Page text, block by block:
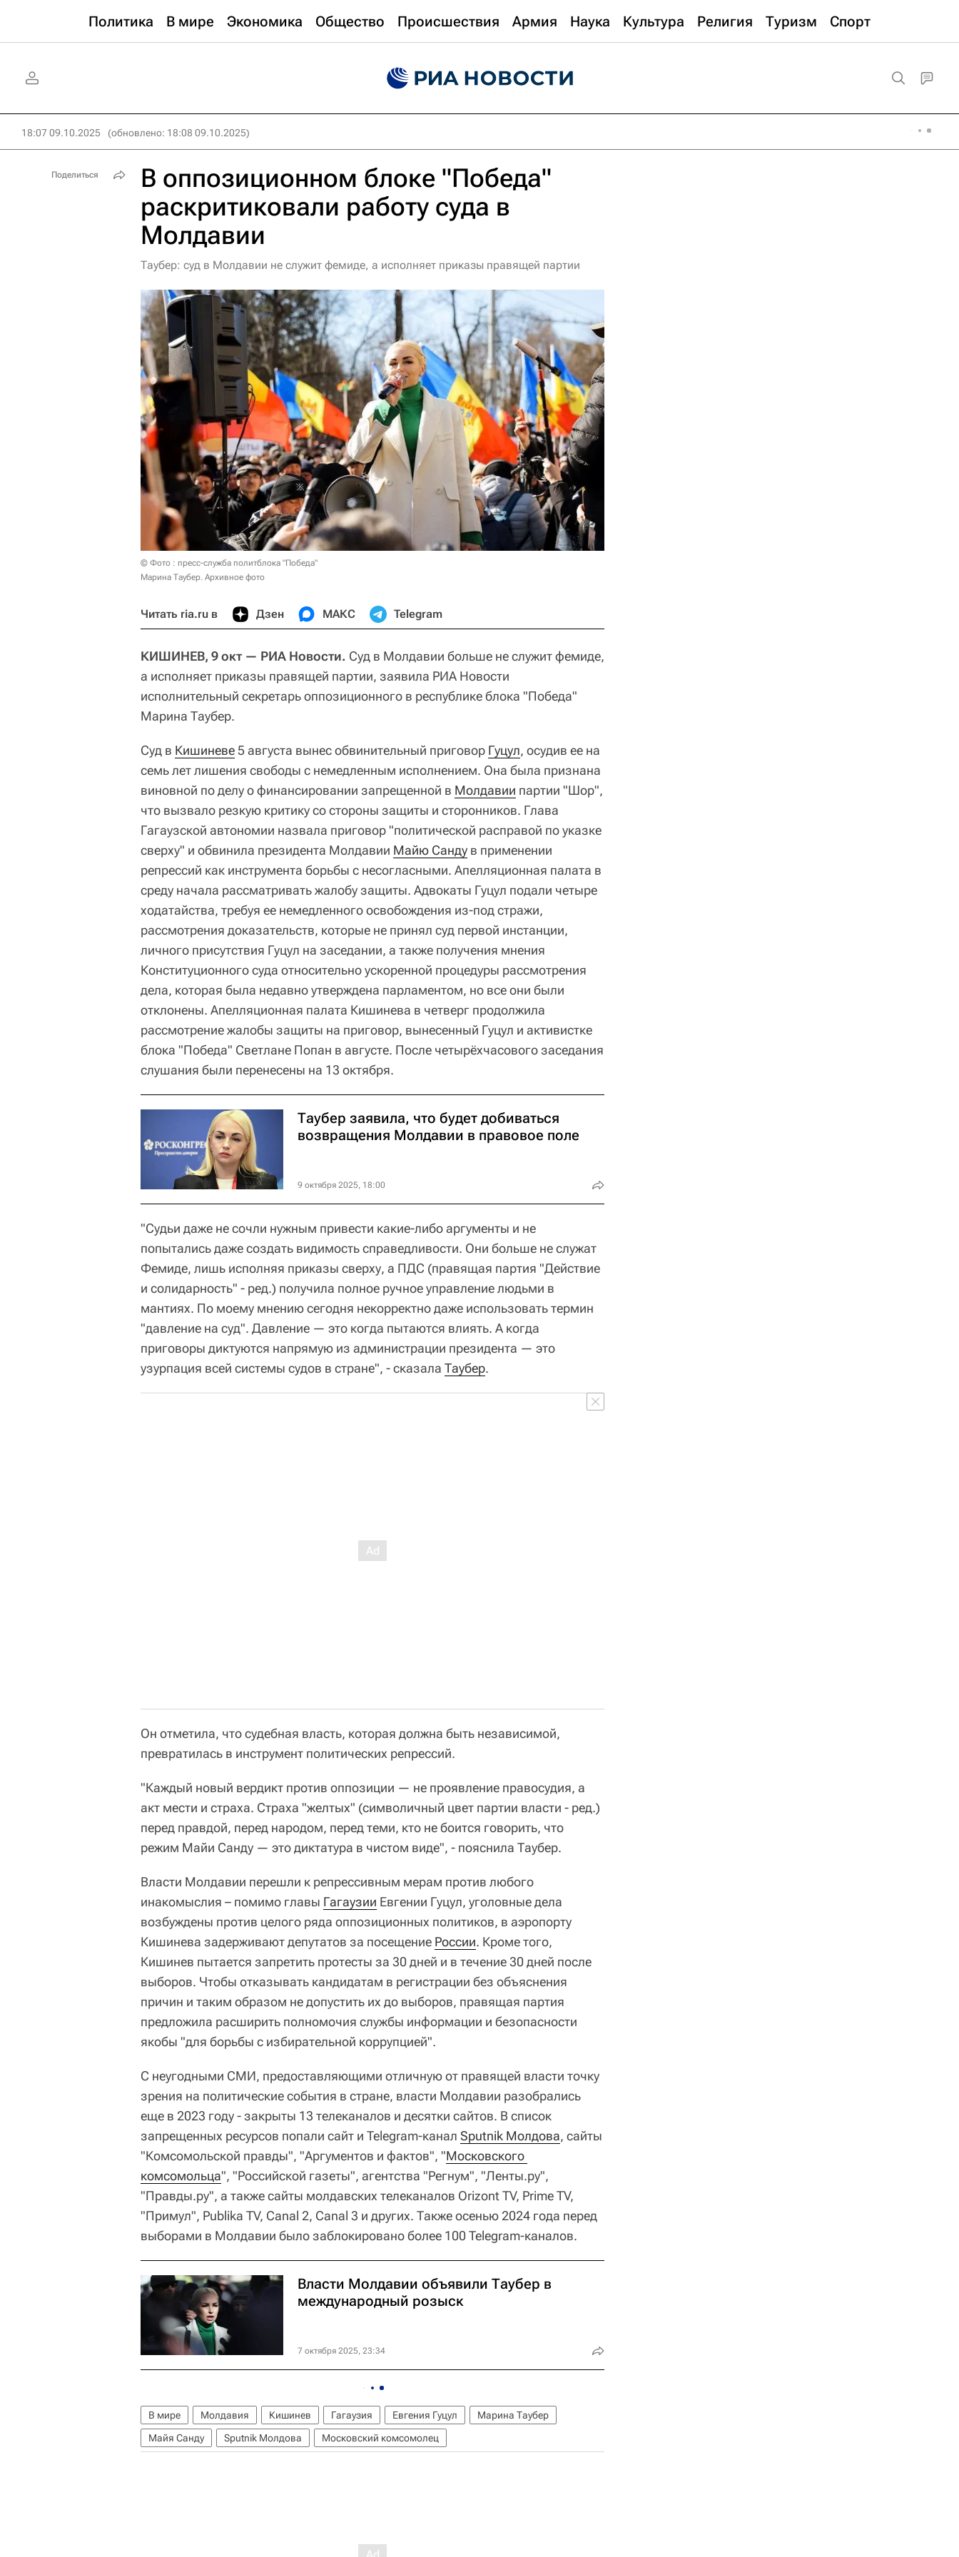
Политика В мире Экономика Общество Происшествия Армия Наука Культура Религия Туризм Спорт
18:07 09.10.2025 (обновлено: 18:08 09.10.2025)
В оппозиционном блоке "Победа"
раскритиковали работу суда в
Молдавии
Таубер: суд в Молдавии не служит фемиде, а исполняет приказы правящей партии
© Фото : пресс-служба политблока "Победа"
Марина Таубер. Архивное фото
Читать ria.ru в Дзен МАКС Telegram
КИШИНЕВ, 9 окт — РИА Новости. Суд в Молдавии больше не служит фемиде,
а исполняет приказы правящей партии, заявила РИА Новости
исполнительный секретарь оппозиционного в республике блока "Победа"
Марина Таубер.
Суд в Кишиневе 5 августа вынес обвинительный приговор Гуцул, осудив ее на
семь лет лишения свободы с немедленным исполнением. Она была признана
виновной по делу о финансировании запрещенной в Молдавии партии "Шор",
что вызвало резкую критику со стороны защиты и сторонников. Глава
Гагаузской автономии назвала приговор "политической расправой по указке
сверху" и обвинила президента Молдавии Майю Санду в применении
репрессий как инструмента борьбы с несогласными. Апелляционная палата в
среду начала рассматривать жалобу защиты. Адвокаты Гуцул подали четыре
ходатайства, требуя ее немедленного освобождения из-под стражи,
рассмотрения доказательств, которые не принял суд первой инстанции,
личного присутствия Гуцул на заседании, а также получения мнения
Конституционного суда относительно ускоренной процедуры рассмотрения
дела, которая была недавно утверждена парламентом, но все они были
отклонены. Апелляционная палата Кишинева в четверг продолжила
рассмотрение жалобы защиты на приговор, вынесенный Гуцул и активистке
блока "Победа" Светлане Попан в августе. После четырёхчасового заседания
слушания были перенесены на 13 октября.
Таубер заявила, что будет добиваться
возвращения Молдавии в правовое поле
9 октября 2025, 18:00
"Судьи даже не сочли нужным привести какие-либо аргументы и не
попытались даже создать видимость справедливости. Они больше не служат
Фемиде, лишь исполняя приказы сверху, а ПДС (правящая партия "Действие
и солидарность" - ред.) получила полное ручное управление людьми в
мантиях. По моему мнению сегодня некорректно даже использовать термин
"давление на суд". Давление — это когда пытаются влиять. А когда
приговоры диктуются напрямую из администрации президента — это
узурпация всей системы судов в стране", - сказала Таубер.
Он отметила, что судебная власть, которая должна быть независимой,
превратилась в инструмент политических репрессий.
"Каждый новый вердикт против оппозиции — не проявление правосудия, а
акт мести и страха. Страха "желтых" (символичный цвет партии власти - ред.)
перед правдой, перед народом, перед теми, кто не боится говорить, что
режим Майи Санду — это диктатура в чистом виде", - пояснила Таубер.
Власти Молдавии перешли к репрессивным мерам против любого
инакомыслия – помимо главы Гагаузии Евгении Гуцул, уголовные дела
возбуждены против целого ряда оппозиционных политиков, в аэропорту
Кишинева задерживают депутатов за посещение России. Кроме того,
Кишинев пытается запретить протесты за 30 дней и в течение 30 дней после
выборов. Чтобы отказывать кандидатам в регистрации без объяснения
причин и таким образом не допустить их до выборов, правящая партия
предложила расширить полномочия службы информации и безопасности
якобы "для борьбы с избирательной коррупцией".
С неугодными СМИ, предоставляющими отличную от правящей власти точку
зрения на политические события в стране, власти Молдавии разобрались
еще в 2023 году - закрыты 13 телеканалов и десятки сайтов. В список
запрещенных ресурсов попали сайт и Telegram-канал Sputnik Молдова, сайты
"Комсомольской правды", "Аргументов и фактов", "Московского
комсомольца", "Российской газеты", агентства "Регнум", "Ленты.ру",
"Правды.ру", а также сайты молдавских телеканалов Orizont TV, Prime TV,
"Примул", Publika TV, Canal 2, Canal 3 и других. Также осенью 2024 года перед
выборами в Молдавии было заблокировано более 100 Telegram-каналов.
Власти Молдавии объявили Таубер в
международный розыск
7 октября 2025, 23:34
В мире Молдавия Кишинев Гагаузия Евгения Гуцул
Марина Таубер
Майя Санду
Sputnik Молдова Московский комсомолец
Поделиться